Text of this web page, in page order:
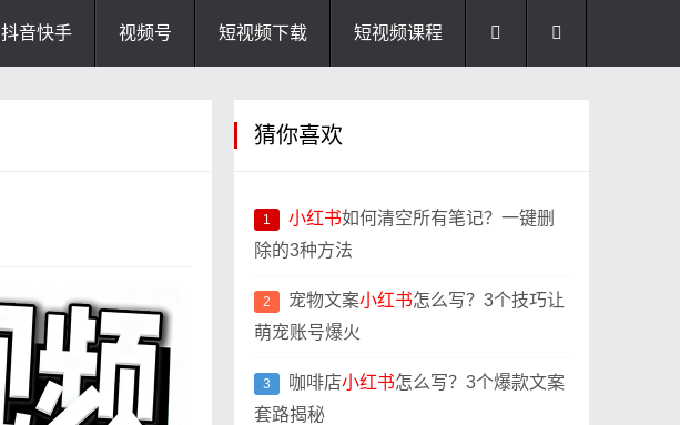
抖音快手 视频号 短视频下载 短视频课程
猜你喜欢
1 小红书如何清空所有笔记？一键删
除的3种方法
2 宠物文案小红书怎么写？3个技巧让
萌宠账号爆火
3 咖啡店小红书怎么写？3个爆款文案
套路揭秘